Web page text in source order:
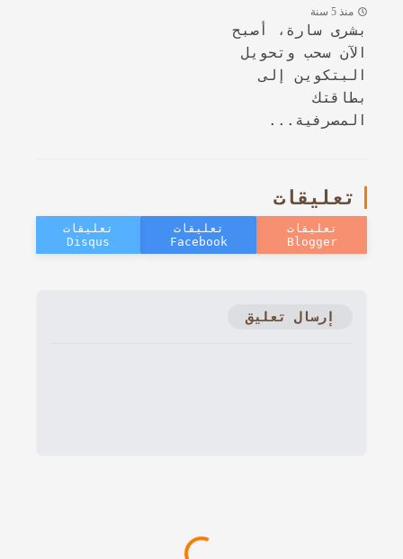
منذ 5 سنة
بشرى سارة، أصبح
الآن سحب وتحويل
البتكوين إلى
بطاقتك
المصرفية...
تعليقات
إرسال تعليق